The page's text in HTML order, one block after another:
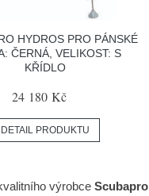
HYDROS PRO PÁNSKÉ
ČERNÁ, VELIKOST: S
KŘÍDLO
24 180 Kč
DETAIL PRODUKTU
výrobce Scubapro